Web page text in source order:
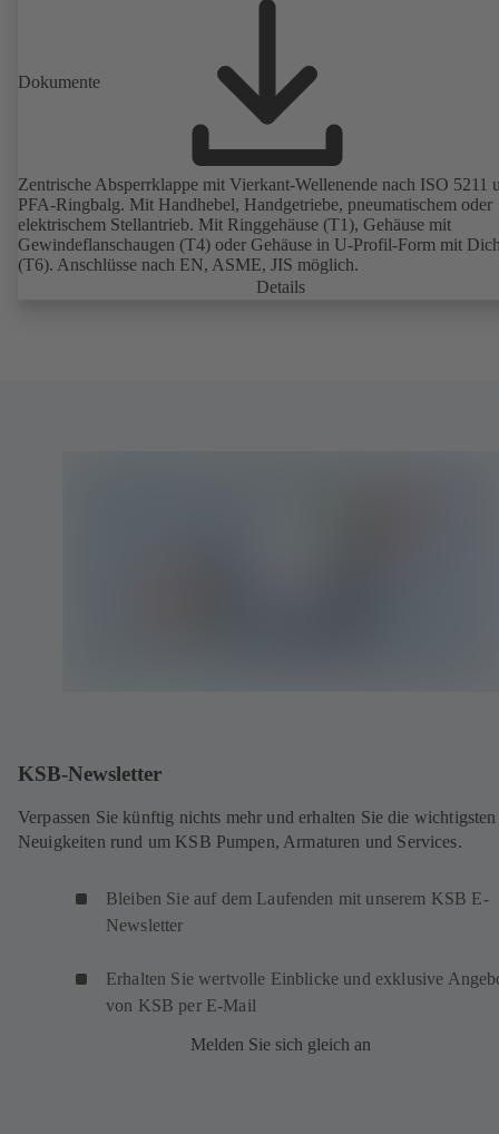
Dokumente
Zentrische Absperrklappe mit Vierkant-Wellenende nach ISO 5211
PFA-Ringbalg. Mit Handhebel, Handgetriebe, pneumatischem oder
elektrischem Stellantrieb. Mit Ringgehäuse (T1), Gehäuse mit
Gewindeflanschaugen (T4) oder Gehäuse in U-Profil-Form mit
(T6). Anschlüsse nach EN, ASME, JIS möglich.
Details
KSB-Newsletter
Verpassen Sie künftig nichts mehr und erhalten Sie die wichtigsten
Neuigkeiten rund um KSB Pumpen, Armaturen und Services.
Bleiben Sie auf dem Laufenden mit unserem KSB E-
Newsletter
Erhalten Sie wertvolle Einblicke und exklusive
von KSB per E-Mail
Melden Sie sich gleich an